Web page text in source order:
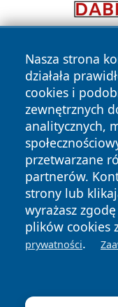
Nasza strona
działała
cookies i
zewnętrznych
analitycznych,
przetwarzane
partnerów.
strony lub
wyrażasz
plików cookies
prywatności.
Copyright © 2026
zastrzeżone.
Autorzy